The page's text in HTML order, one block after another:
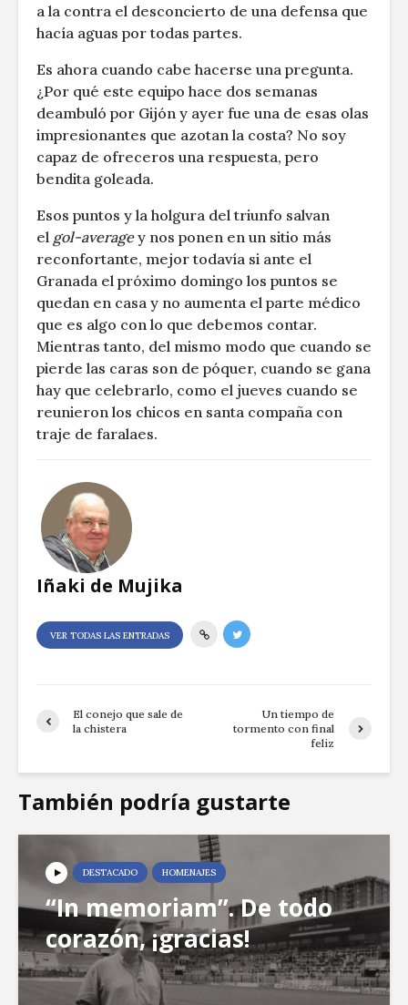
a la contra el desconcierto de una defensa que
hacía aguas por todas partes.
Es ahora cuando cabe hacerse una pregunta.
¿Por qué este equipo hace dos semanas
deambuló por Gijón y ayer fue una de esas olas
impresionantes que azotan la costa? No soy
capaz de ofreceros una respuesta, pero
bendita goleada.
Esos puntos y la holgura del triunfo salvan
el gol-averagey nos ponen en un sitio más
reconfortante, mejor todavía si ante el
Granada el próximo domingo los puntos se
quedan en casa y no aumenta el parte médico
que es algo con lo que debemos contar.
Mientras tanto, del mismo modo que cuando se
pierde las caras son de póquer, cuando se gana
hay que celebrarlo, como el jueves cuando se
reunieron los chicos en santa compaña con
traje de faralaes.
Iñaki de Mujika
VER TODAS LAS ENTRADAS
El conejo que sale de
la chistera
Un tiempo de
tormento con final
feliz
También podría gustarte
DESTACADO HOMENAJES
“In memoriam”. De todo
corazón, ¡gracias!